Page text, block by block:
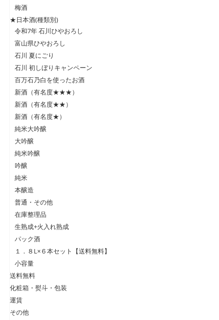
梅酒
★日本酒(種類別)
令和7年 石川ひやおろし
富山県ひやおろし
石川 夏にごり
石川 初しぼりキャンペーン
百万石乃白を使ったお酒
新酒（有名度★★★）
新酒（有名度★★）
新酒（有名度★）
純米大吟醸
大吟醸
純米吟醸
吟醸
純米
本醸造
普通・その他
在庫整理品
生熟成+火入れ熟成
パック酒
１．８L×６本セット【送料無料】
小容量
送料無料
化粧箱・熨斗・包装
運賃
その他